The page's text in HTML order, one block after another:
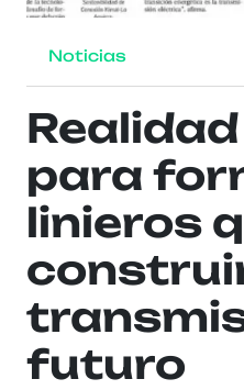
Noticias
para
linieros
futuro